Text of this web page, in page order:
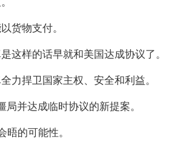
货物支付。
这样的话早就和美国达成协议了。
力捍卫国家主权、安全和利益。
并达成临时协议的新提案。
的可能性。